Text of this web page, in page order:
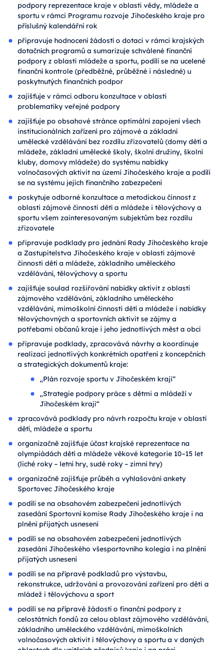
podpory reprezentace kraje v oblasti vědy, mládeže a
sportu v rámci Programu rozvoje Jihočeského kraje pro
příslušný kalendářní rok
připravuje hodnocení žádostí o dotaci v rámci krajských
dotačních programů a sumarizuje schválené finanční
podpory z oblasti mládeže a sportu, podílí se na ucelené
finanční kontrole (předběžné, průběžné i následné) u
poskytnutých finančních podpor
zajišťuje v rámci odboru konzultace v oblasti
problematiky veřejné podpory
zajišťuje po obsahové stránce optimální zapojení všech
institucionálních zařízení pro zájmové a základní
umělecké vzdělávání bez rozdílu zřizovatelů (domy dětí a
mládeže, základní umělecké školy, školní družiny, školní
kluby, domovy mládeže) do systému nabídky
volnočasových aktivit na území Jihočeského kraje a podílí
se na systému jejich finančního zabezpečení
poskytuje odborné konzultace a metodickou činnost z
oblasti zájmové činnosti dětí a mládeže i tělovýchovy a
sportu všem zainteresovaným subjektům bez rozdílu
zřizovatele
připravuje podklady pro jednání Rady Jihočeského kraje
a Zastupitelstva Jihočeského kraje v oblasti zájmové
činnosti dětí a mládeže, základního uměleckého
vzdělávání, tělovýchovy a sportu
zajišťuje soulad rozšiřování nabídky aktivit z oblasti
zájmového vzdělávání, základního uměleckého
vzdělávání, mimoškolní činnosti dětí a mládeže i nabídky
tělovýchovných a sportovních aktivit se zájmy a
potřebami občanů kraje i jeho jednotlivých měst a obcí
připravuje podklady, zpracovává návrhy a koordinuje
realizaci jednotlivých konkrétních opatření z koncepčních
a strategických dokumentů kraje:
„Plán rozvoje sportu v Jihočeském kraji“
„Strategie podpory práce s dětmi a mládeží v
Jihočeském kraji“
zpracovává podklady pro návrh rozpočtu kraje v oblasti
dětí, mládeže a sportu
organizačně zajišťuje účast krajské reprezentace na
olympiádách dětí a mládeže věkové kategorie 10–15 let
(liché roky – letní hry, sudé roky – zimní hry)
organizačně zajišťuje průběh a vyhlašování ankety
Sportovec Jihočeského kraje
podílí se na obsahovém zabezpečení jednotlivých
zasedání Sportovní komise Rady Jihočeského kraje i na
plnění přijatých usnesení
podílí se na obsahovém zabezpečení jednotlivých
zasedání Jihočeského všesportovního kolegia i na plnění
přijatých usnesení
podílí se na přípravě podkladů pro výstavbu,
rekonstrukce, udržování a provozování zařízení pro děti a
mládež i tělovýchovu a sport
podílí se na přípravě žádostí o finanční podpory z
celostátních fondů za celou oblast zájmového vzdělávání,
základního uměleckého vzdělávání, mimoškolních
volnočasových aktivit i tělovýchovy a sportu a v daných